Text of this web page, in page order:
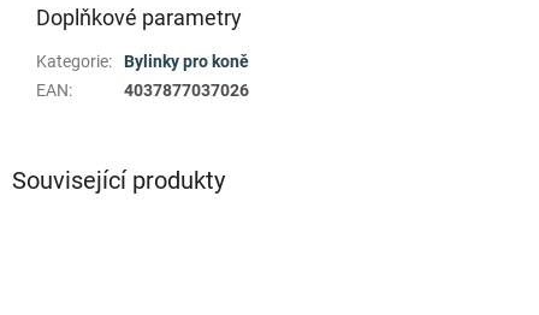
Související produkty
Doplňkové parametry
Kategorie:
Bylinky pro koně
EAN: 4037877037026